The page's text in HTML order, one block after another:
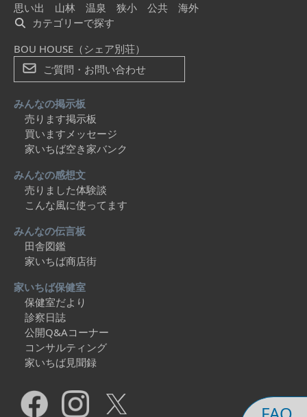
思い出
山林 温泉 狭小 公共
海外
カテゴリーで探す
BOU HOUSE（シェア別荘）
ご質問・お問い合わせ
みんなの掲示板
売ります掲示板
買いますメッセージ
家いちば空き家バンク
みんなの感想文
売りました体験談
こんな風に使ってます
みんなの伝言板
田舎図鑑
家いちば商店街
家いちば保健室
保健室だより
診察日誌
公開Q&Aコーナー
コンサルティング
家いちば見聞録